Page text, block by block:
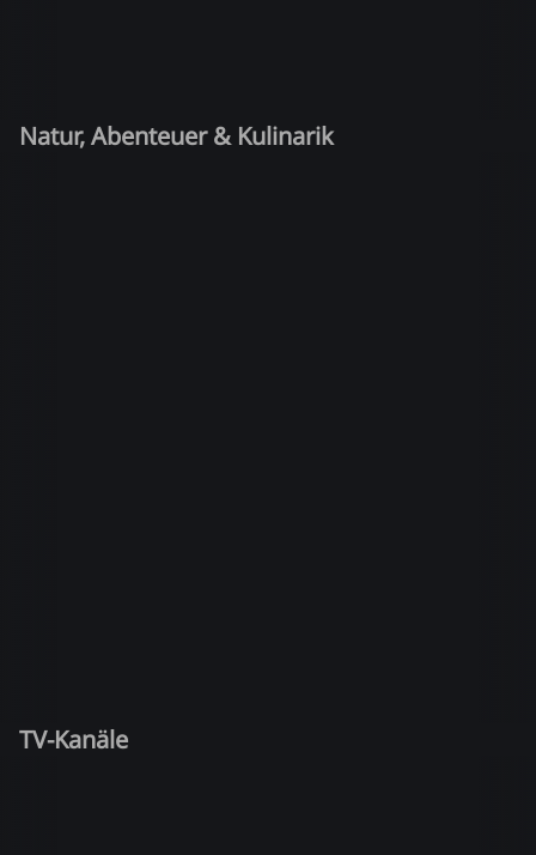
Natur, Abenteuer & Kulinarik
TV-Kanäle